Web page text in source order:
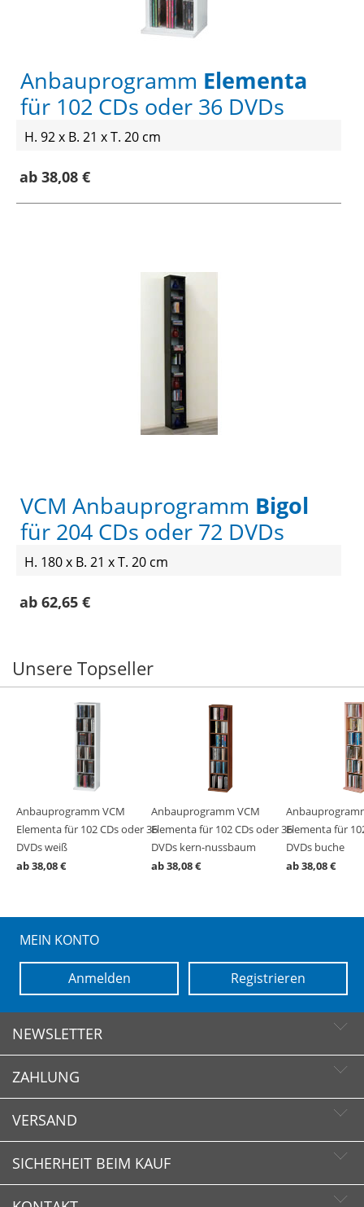
Anbauprogramm Elementa
für 102 CDs oder 36 DVDs
H. 92 x B. 21 x T. 20 cm
ab 38,08 €
VCM Anbauprogramm Bigol
für 204 CDs oder 72 DVDs
H. 180 x B. 21 x T. 20 cm
ab 62,65 €
Unsere Topseller
Anbauprogramm VCM
Elementa für 102 CDs oder 36
DVDs weiß
ab 38,08 €
Anbauprogramm VCM
Elementa für 102 CDs oder 36
DVDs kern-nussbaum
ab 38,08 €
Elementa für
DVDs buche
ab 38,08 €
MEIN KONTO
Registrieren
Anmelden
NEWSLETTER
Newsletter abonnieren
Newsletter abbestellen
ZAHLUNG
VERSAND
SICHERHEIT BEIM KAUF